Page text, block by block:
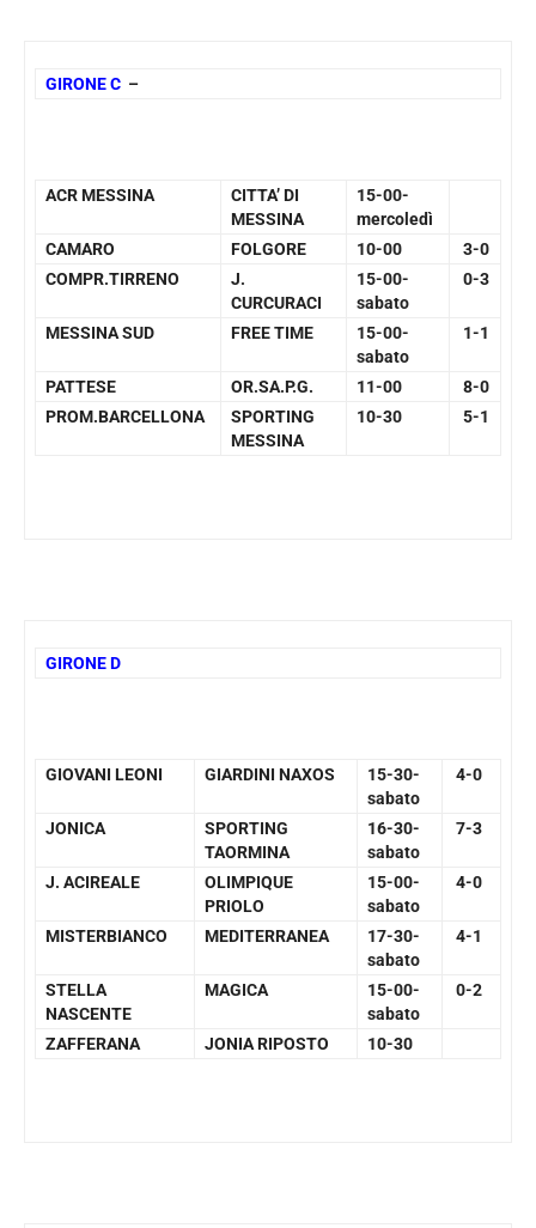
GIRONE C –
ACR MESSINA
CITTA’ DI
MESSINA
15-00-
mercoledì
CAMARO
FOLGORE 10-00
3-0
COMPR.TIRRENO
J.
CURCURACI
15-00-
sabato
0-3
MESSINA SUD FREE TIME
15-00-
sabato
1-1
PATTESE OR.SA.P.G. 11-00
8-0
PROM.BARCELLONA
SPORTING
MESSINA
10-30 5-1
GIRONE D
GIOVANI LEONI GIARDINI NAXOS
15-30-
sabato
4-0
JONICA
SPORTING
TAORMINA
16-30-
sabato
7-3
J. ACIREALE
OLIMPIQUE
PRIOLO
15-00-
sabato
4-0
MISTERBIANCO MEDITERRANEA
17-30-
sabato
4-1
STELLA
NASCENTE
MAGICA
15-00-
sabato
0-2
ZAFFERANA JONIA RIPOSTO 10-30